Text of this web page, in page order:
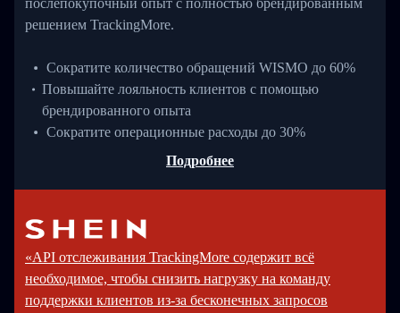
послепокупочный опыт с полностью брендированным
решением TrackingMore.
Сократите количество обращений WISMO до 60%
Повышайте лояльность клиентов с помощью
брендированного опыта
Сократите операционные расходы до 30%
Подробнее
«API отслеживания TrackingMore содержит всё
необходимое, чтобы снизить нагрузку на команду
поддержки клиентов из-за бесконечных запросов